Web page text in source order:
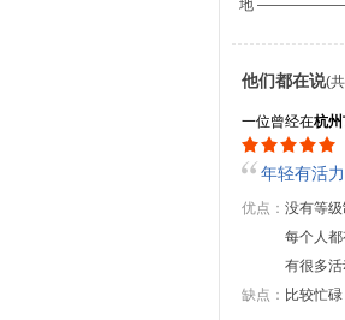
地
他们都在说(共
一位曾经在杭
年轻有活
优点： 没有等级
每个人都
有很多
缺点： 比较忙碌